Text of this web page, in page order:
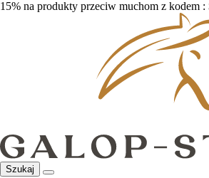
15% na produkty przeciw muchom z kodem :
Szukaj